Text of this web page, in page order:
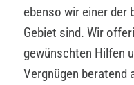
ebenso wir einer der
Gebiet sind. Wir
gewünschten Hilfen
Vergnügen beratend